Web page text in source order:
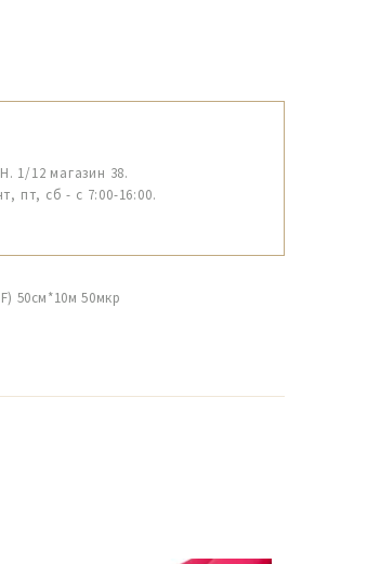
1/12 магазин 38.
пт, сб - с 7:00-16:00.
50см*10м 50мкр